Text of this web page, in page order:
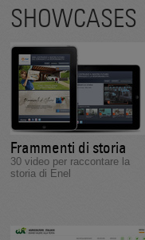
SHOWCASES
Frammenti di storia
30 video per raccontare la
storia di Enel